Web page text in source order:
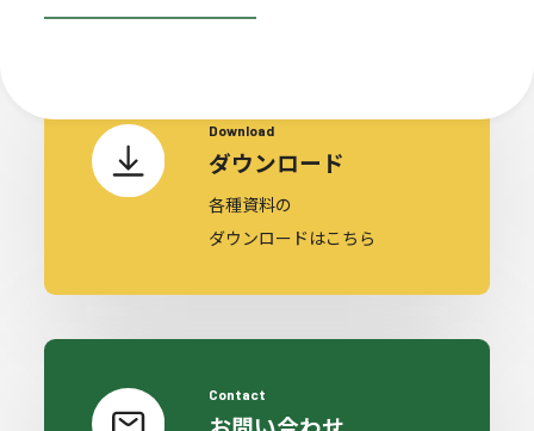
Download
ダウンロード
各種資料の
ダウンロードはこちら
Contact